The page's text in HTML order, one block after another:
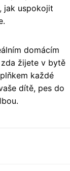
jak uspokojit
domácím
žijete v bytě
každé
dítě, pes do